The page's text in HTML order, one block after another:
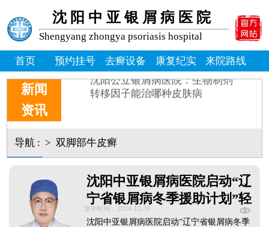
沈阳中亚银屑病医院
Shengyang zhongya psoriasis hospital
首页 预约挂号 去癣设备 康复纪实 来院路线
新闻
资讯
牛皮癣掉皮屑掉得多怎么办_
牛皮皮癣偏方-花椒和醋能治
沈阳银屑病炎症能吃什么消炎
皮癣图片初期症状图片
癣是为什么
沈阳公立银屑病医院：生物制剂
转移因子能治哪种皮肤病
导航: > 双脚部牛皮癣
沈阳中亚银屑病医院启动“辽
宁省银屑病冬季援助计划”轻
度银屑病不治疗会怎样？
发布时间：2024-12-30
沈阳中亚银屑病医院启动“辽宁省银屑病冬季